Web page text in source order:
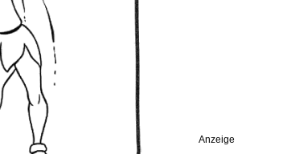
Anzeige